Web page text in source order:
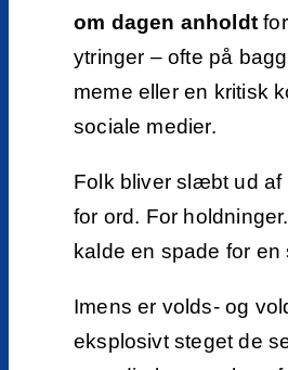
om dagen anholdt
ytringer – ofte på
meme eller en kritisk
sociale medier.
Folk bliver slæbt ud af
for ord. For
kalde en spade for en
Imens er volds- og
eksplosivt steget de